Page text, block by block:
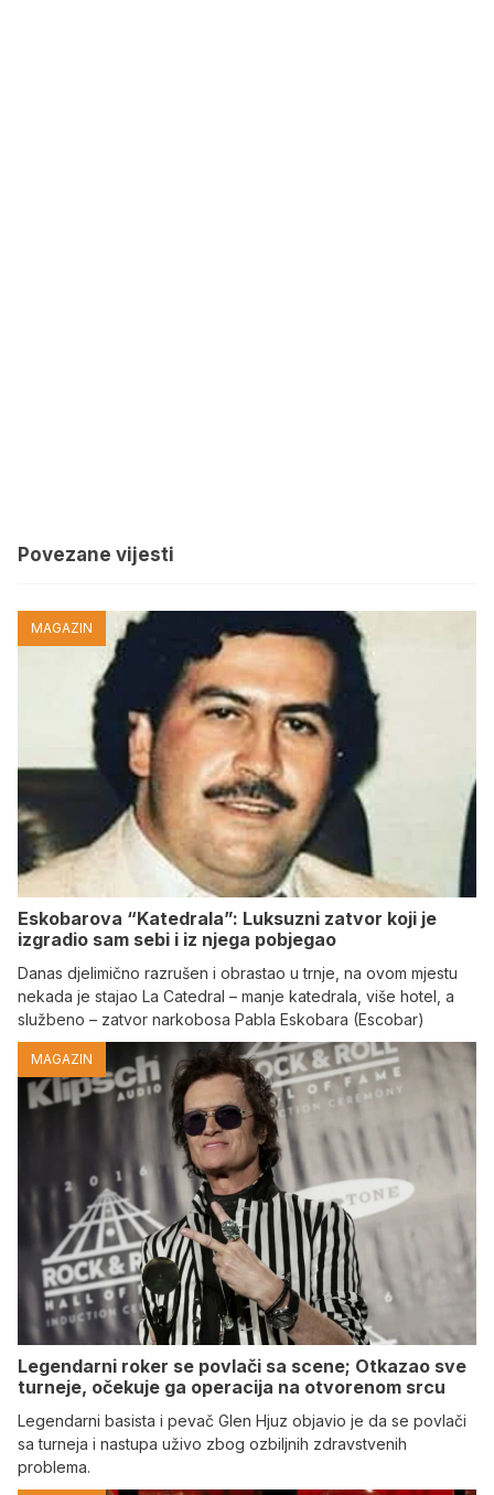
Povezane vijesti
MAGAZIN
Eskobarova “Katedrala”: Luksuzni zatvor koji je
izgradio sam sebi i iz njega pobjegao
Danas djelimično razrušen i obrastao u trnje, na ovom mjestu
nekada je stajao La Catedral – manje katedrala, više hotel, a
službeno – zatvor narkobosa Pabla Eskobara (Escobar)
MAGAZIN
Legendarni roker se povlači sa scene; Otkazao sve
turneje, očekuje ga operacija na otvorenom srcu
Legendarni basista i pevač Glen Hjuz objavio je da se povlači
sa turneja i nastupa uživo zbog ozbiljnih zdravstvenih
problema.